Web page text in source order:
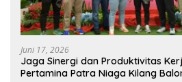
Juni 17, 2026
Jaga Sinergi dan Produktivitas
Pertamina Patra Niaga Kilang